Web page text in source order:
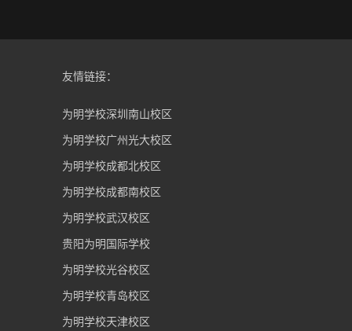
友情链接：
为明学校深圳南山校区
为明学校广州光大校区
为明学校成都北校区
为明学校成都南校区
为明学校武汉校区
贵阳为明国际学校
为明学校光谷校区
为明学校青岛校区
为明学校天津校区